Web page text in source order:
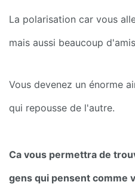
La polarisation car vous
mais aussi beaucoup
Vous devenez un énorme
qui repousse de l'autre.
Ca vous permettra de
gens qui pensent comme